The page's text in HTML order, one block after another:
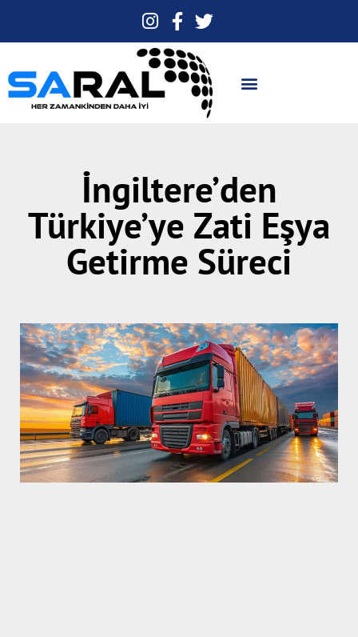
İngiltere’den
Türkiye’ye Zati Eşya
Getirme Süreci